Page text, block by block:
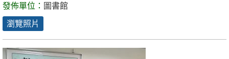
發佈單位： 圖書館
瀏覽照片